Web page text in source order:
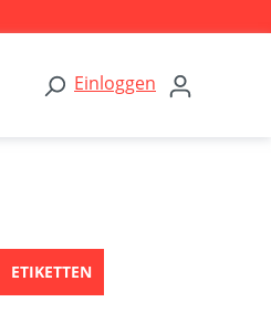
Einloggen
ETIKETTEN